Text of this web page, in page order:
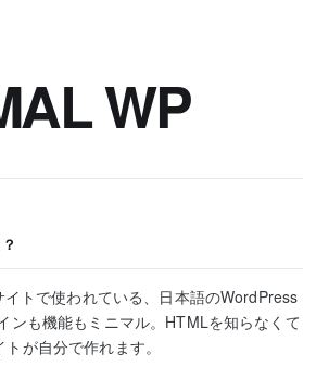
WP
トで使われている、日本語のWordPress
ンも機能もミニマル。HTMLを知らなくて
が自分で作れます。